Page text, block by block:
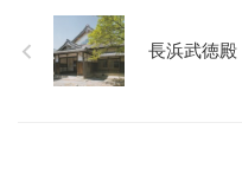
長浜武徳殿